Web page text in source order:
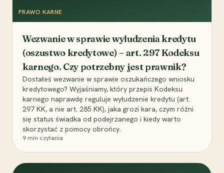
PRAWO KARNE
Wezwanie w sprawie wyłudzenia kredytu
(oszustwo kredytowe) – art. 297 Kodeksu
karnego. Czy potrzebny jest prawnik?
Dostałeś wezwanie w sprawie oszukańczego wniosku
kredytowego? Wyjaśniamy, który przepis Kodeksu
karnego naprawdę reguluje wyłudzenie kredytu (art.
297 KK, a nie art. 285 KK), jaka grozi kara, czym różni
się status świadka od podejrzanego i kiedy warto
skorzystać z pomocy obrońcy.
9 min czytania